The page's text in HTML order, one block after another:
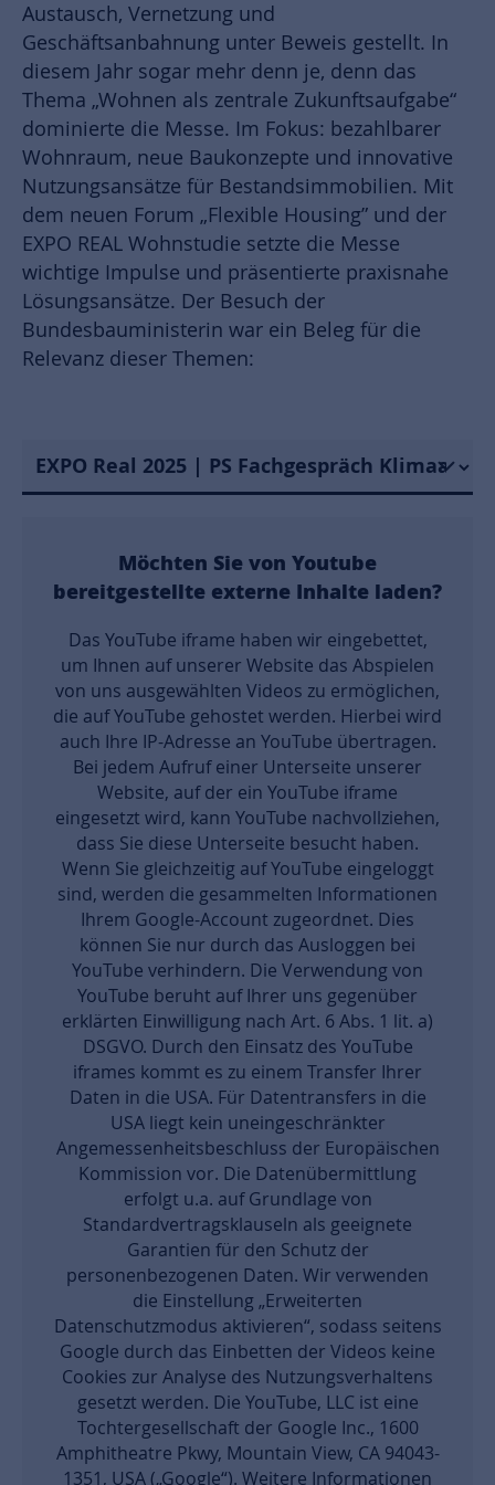
Austausch, Vernetzung und
Geschäftsanbahnung unter Beweis gestellt. In
diesem Jahr sogar mehr denn je, denn das
Thema „Wohnen als zentrale Zukunftsaufgabe“
dominierte die Messe. Im Fokus: bezahlbarer
Wohnraum, neue Baukonzepte und innovative
Nutzungsansätze für Bestandsimmobilien. Mit
dem neuen Forum „Flexible Housing” und der
EXPO REAL Wohnstudie setzte die Messe
wichtige Impulse und präsentierte praxisnahe
Lösungsansätze. Der Besuch der
Bundesbauministerin war ein Beleg für die
Relevanz dieser Themen:
Möchten Sie von Youtube
bereitgestellte externe Inhalte laden?
Das YouTube iframe haben wir eingebettet,
um Ihnen auf unserer Website das Abspielen
von uns ausgewählten Videos zu ermöglichen,
die auf YouTube gehostet werden. Hierbei wird
auch Ihre IP-Adresse an YouTube übertragen.
Bei jedem Aufruf einer Unterseite unserer
Website, auf der ein YouTube iframe
eingesetzt wird, kann YouTube nachvollziehen,
dass Sie diese Unterseite besucht haben.
Wenn Sie gleichzeitig auf YouTube eingeloggt
sind, werden die gesammelten Informationen
Ihrem Google-Account zugeordnet. Dies
können Sie nur durch das Ausloggen bei
YouTube verhindern. Die Verwendung von
YouTube beruht auf Ihrer uns gegenüber
erklärten Einwilligung nach Art. 6 Abs. 1 lit. a)
DSGVO. Durch den Einsatz des YouTube
iframes kommt es zu einem Transfer Ihrer
Daten in die USA. Für Datentransfers in die
USA liegt kein uneingeschränkter
Angemessenheitsbeschluss der Europäischen
Kommission vor. Die Datenübermittlung
erfolgt u.a. auf Grundlage von
Standardvertragsklauseln als geeignete
Garantien für den Schutz der
personenbezogenen Daten. Wir verwenden
die Einstellung „Erweiterten
Datenschutzmodus aktivieren“, sodass seitens
Google durch das Einbetten der Videos keine
Cookies zur Analyse des Nutzungsverhaltens
gesetzt werden. Die YouTube, LLC ist eine
Tochtergesellschaft der Google Inc., 1600
Amphitheatre Pkwy, Mountain View, CA 94043-
1351, USA („Google“). Weitere Informationen